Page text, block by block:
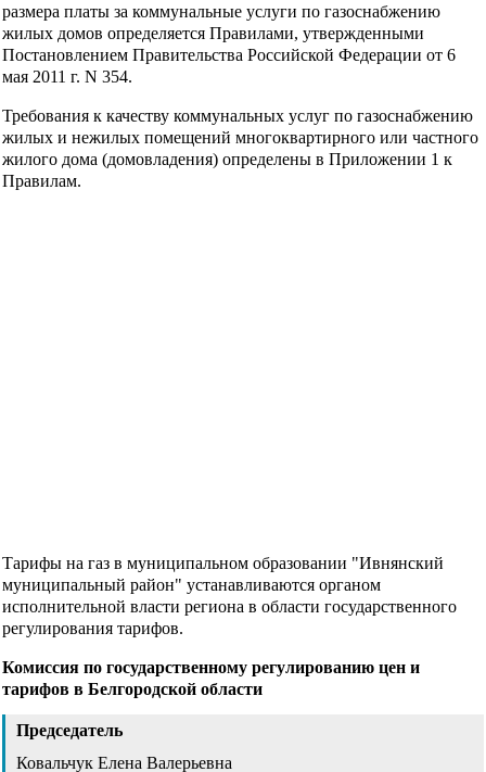
размера платы за коммунальные услуги по газоснабжению
жилых домов определяется Правилами, утвержденными
Постановлением Правительства Российской Федерации от 6
мая 2011 г. N 354.
Требования к качеству коммунальных услуг по газоснабжению
жилых и нежилых помещений многоквартирного или частного
жилого дома (домовладения) определены в Приложении 1 к
Правилам.
Тарифы на газ в муниципальном образовании "Ивнянский
муниципальный район" устанавливаются органом
исполнительной власти региона в области государственного
регулирования тарифов.
Комиссия по государственному регулированию цен и
тарифов в Белгородской области
Председатель
Ковальчук Елена Валерьевна